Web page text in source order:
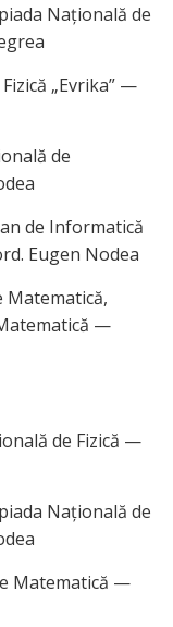
Națională de
„Evrika” —
de
de Informatică
Eugen Nodea
Matematică,
—
de Fizică —
Națională de
Matematică —